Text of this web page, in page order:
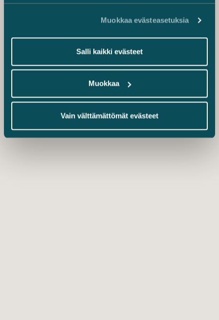
Muokkaa evästeasetuksia
Salli kaikki evästeet
Muokkaa
Vain välttämättömät evästeet